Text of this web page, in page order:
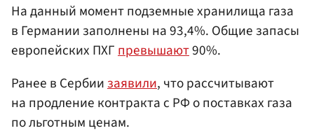
На данный момент подземные хранилища газа
в Германии заполнены на 93,4%. Общие запасы
европейских ПХГпревышают90%.
Ранее в Сербиизаявили, что рассчитывают
на продление контракта с РФ о поставках газа
по льготным ценам.